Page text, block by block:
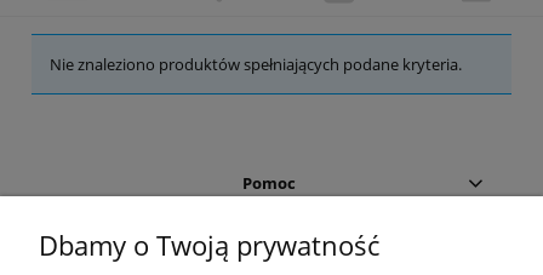
Nie znaleziono produktów spełniających podane kryteria.
Pomoc
Moje konto
Dbamy o Twoją prywatność